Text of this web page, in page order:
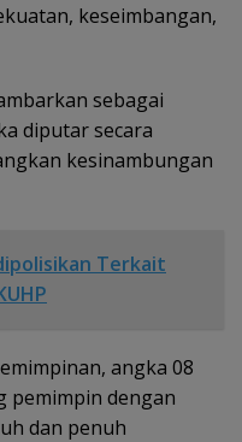
keseimbangan,
sebagai
diputar secara
kesinambungan
Terkait
angka 08
pemimpin dengan
dan penuh